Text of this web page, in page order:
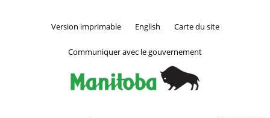
Version imprimable English Carte du site
Communiquer avec le gouvernement